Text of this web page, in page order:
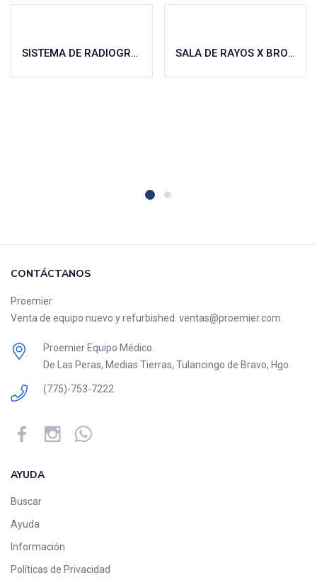
SISTEMA DE RADIOGRAFÍA MÓVIL DRGEM SALA DE RAYOS X BROWINER
CONTÁCTANOS
Proemier
Venta de equipo nuevo y refurbished. ventas@proemier.com
Proemier Equipo Médico.
De Las Peras, Medias Tierras, Tulancingo de Bravo, Hgo.
(775)-753-7222
AYUDA
Buscar
Ayuda
Información
Políticas de Privacidad